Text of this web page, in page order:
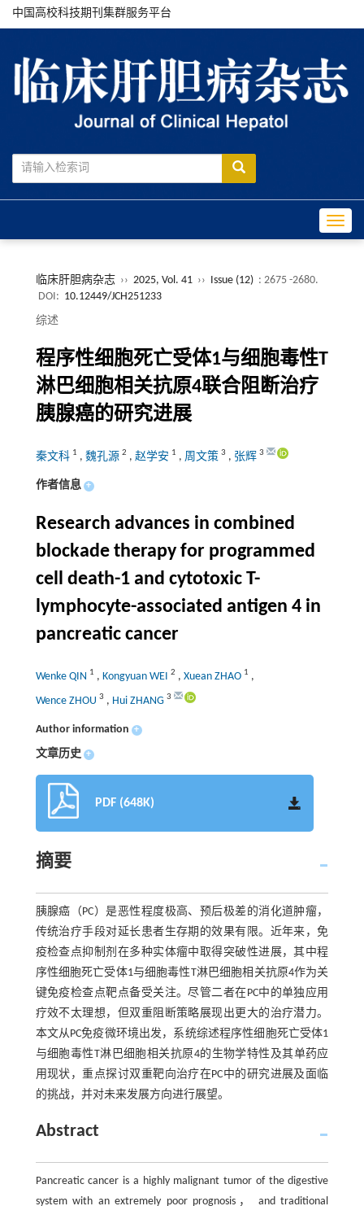
中国高校科技期刊集群服务平台
临床肝胆病杂志 ›› 2025, Vol. 41 ›› Issue (12) : 2675 -2680.
DOI: 10.12449/JCH251233
综述
程序性细胞死亡受体1与细胞毒性T
淋巴细胞相关抗原4联合阻断治疗
胰腺癌的研究进展
秦文科 1 , 魏孔源 2 , 赵学安 1 , 周文策 3 , 张辉 3
作者信息 +
Research advances in combined
blockade therapy for programmed
cell death-1 and cytotoxic T-
lymphocyte-associated antigen 4 in
pancreatic cancer
Wenke QIN 1 , Kongyuan WEI 2 , Xuean ZHAO 1 ,
Wence ZHOU 3 , Hui ZHANG 3
Author information +
文章历史 +
PDF (648K)
摘要
胰腺癌（PC）是恶性程度极高、预后极差的消化道肿瘤，
传统治疗手段对延长患者生存期的效果有限。近年来，免
疫检查点抑制剂在多种实体瘤中取得突破性进展，其中程
序性细胞死亡受体1与细胞毒性T淋巴细胞相关抗原4作为关
键免疫检查点靶点备受关注。尽管二者在PC中的单独应用
疗效不太理想，但双重阻断策略展现出更大的治疗潜力。
本文从PC免疫微环境出发，系统综述程序性细胞死亡受体1
与细胞毒性T淋巴细胞相关抗原4的生物学特性及其单药应
用现状，重点探讨双重靶向治疗在PC中的研究进展及面临
的挑战，并对未来发展方向进行展望。
Abstract
Pancreatic cancer is a highly malignant tumor of the digestive
system with an extremely poor prognosis， and traditional